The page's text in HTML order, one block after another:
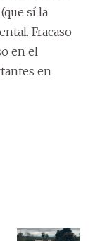
sí la
Fracaso
en el
en